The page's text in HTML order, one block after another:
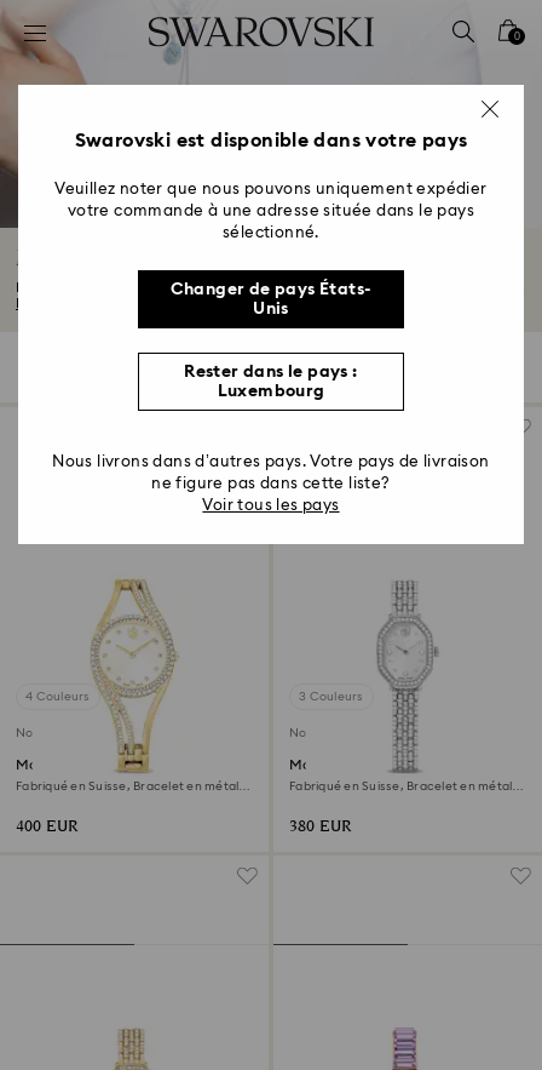
Accesskeys list
0 - Header
2 - Footer
4 - Search results
0
Montres Femme
Nos montres femme allient ornements impressionnants et finitions luxueuses...
Filtres
Filtres
4 Couleurs
Nouveau
Montre Hyperbola bangle
Fabriqué en Suisse, Bracelet en métal,
400 EUR
3 Couleurs
Nouveau
Montre Dextera octagon
Fabriqué en Suisse, Bracelet en métal,
380 EUR
Swarovski est disponible dans votre pays
Veuillez noter que nous pouvons uniquement expédier
votre commande à une adresse située dans le pays
sélectionné.
Changer de pays États-
Unis
Rester dans le pays :
Luxembourg
Nous livrons dans d’autres pays. Votre pays de livraison
ne figure pas dans cette liste?
Voir tous les pays